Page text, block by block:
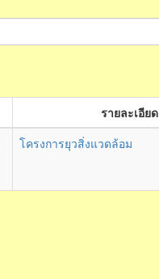
รายละเอียด
โครงการยุวสิ่งแวดล้อม